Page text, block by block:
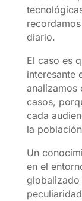
diario.
El caso es
interesante
analizamos
casos,
cada
la
Un
en el